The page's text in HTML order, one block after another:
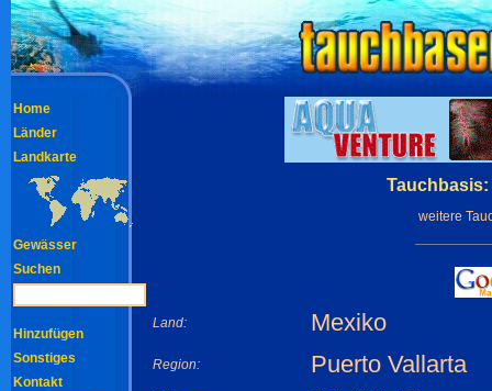
weitere
Land: Mexiko
Region: Puerto Vallarta
Home
Länder
Landkarte
Gewässer
Suchen
Hinzufügen
Sonstiges
Kontakt